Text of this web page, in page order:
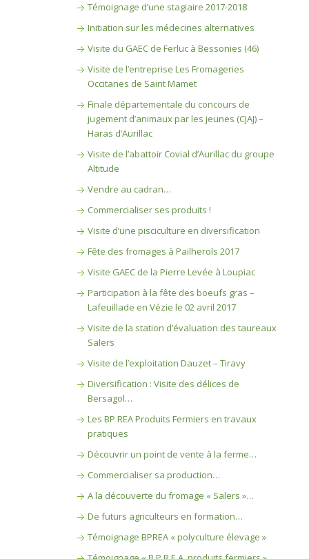
Témoignage d’une stagiaire 2017-2018
Initiation sur les médecines alternatives
Visite du GAEC de Ferluc à Bessonies (46)
Visite de l’entreprise Les Fromageries
Occitanes de Saint Mamet
Finale départementale du concours de
jugement d’animaux par les jeunes (CJAJ) –
Haras d’Aurillac
Visite de l’abattoir Covial d’Aurillac du groupe
Altitude
Vendre au cadran…
Commercialiser ses produits !
Visite d’une pisciculture en diversification
Fête des fromages à Pailherols 2017
Visite GAEC de la Pierre Levée à Loupiac
Participation à la fête des boeufs gras –
Lafeuillade en Vézie le 02 avril 2017
Visite de la station d’évaluation des taureaux
Salers
Visite de l’exploitation Dauzet – Tiravy
Diversification : Visite des délices de
Bersagol…
Les BP REA Produits Fermiers en travaux
pratiques
Découvrir un point de vente à la ferme…
Commercialiser sa production…
A la découverte du fromage « Salers »…
De futurs agriculteurs en formation…
Témoignage BPREA « polyculture élevage »